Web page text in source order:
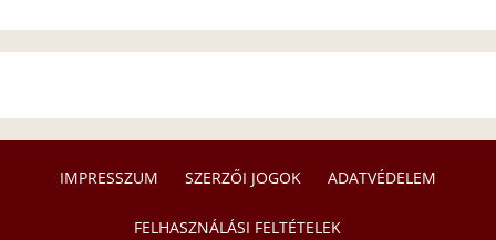
IMPRESSZUM SZERZŐI JOGOK ADATVÉDELEM
FELHASZNÁLÁSI FELTÉTELEK